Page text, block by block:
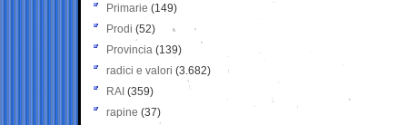
Primarie (149)
Prodi (52)
Provincia (139)
radici e valori (3.682)
RAI (359)
rapine (37)